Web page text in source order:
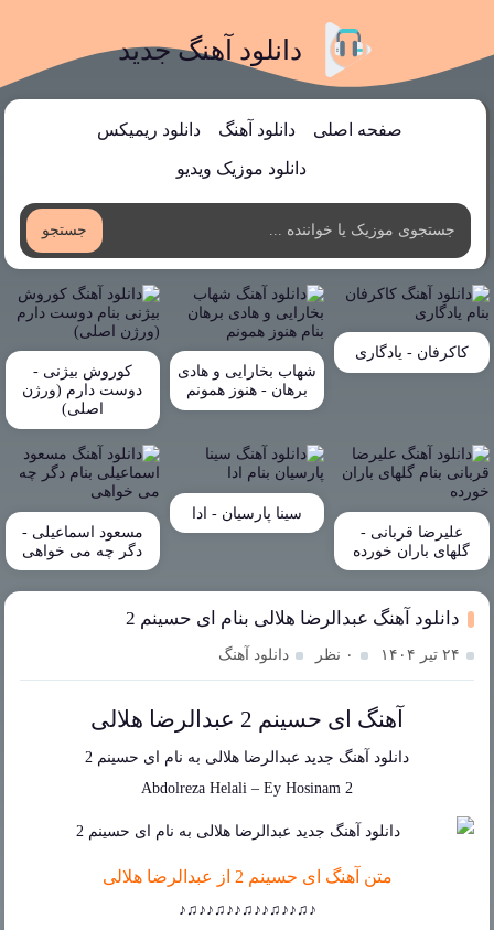
دانلود آهنگ جدید
صفحه اصلی دانلود آهنگ دانلود ریمیکس
دانلود موزیک ویدیو
جستجو
کاکرفان - یادگاری
شهاب بخارایی و هادی
برهان - هنوز همونم
کوروش بیژنی -
دوست دارم (ورژن
اصلی)
علیرضا قربانی -
گلهای باران خورده
سینا پارسیان - ادا
مسعود اسماعیلی -
دگر چه می خواهی
دانلود آهنگ عبدالرضا هلالی بنام ای حسینم 2
۲۴ تیر ۱۴۰۴ ۰ نظر دانلود آهنگ
آهنگ ای حسینم 2 عبدالرضا هلالی
دانلود آهنگ جدید عبدالرضا هلالی به نام ای حسینم 2
Abdolreza Helali – Ey Hosinam 2
متن آهنگ ای حسینم 2 از عبدالرضا هلالی
♪♫♪♪♫♪♪♫♪♪♫♪♪♫♪